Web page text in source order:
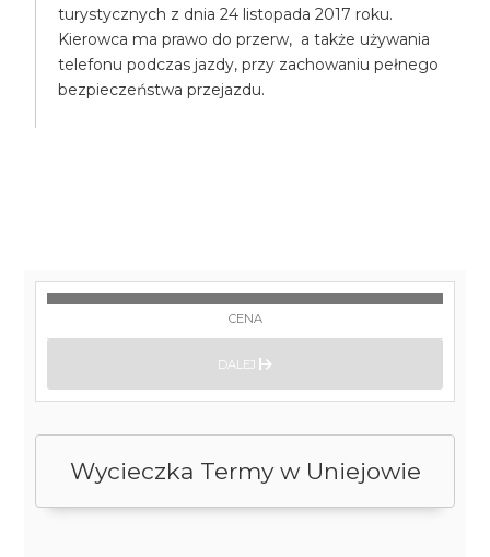
turystycznych z dnia 24 listopada 2017 roku.
Kierowca ma prawo do przerw, a także używania
telefonu podczas jazdy, przy zachowaniu pełnego
bezpieczeństwa przejazdu.
Wycieczka Termy w Uniejowie
CENA
DALEJ